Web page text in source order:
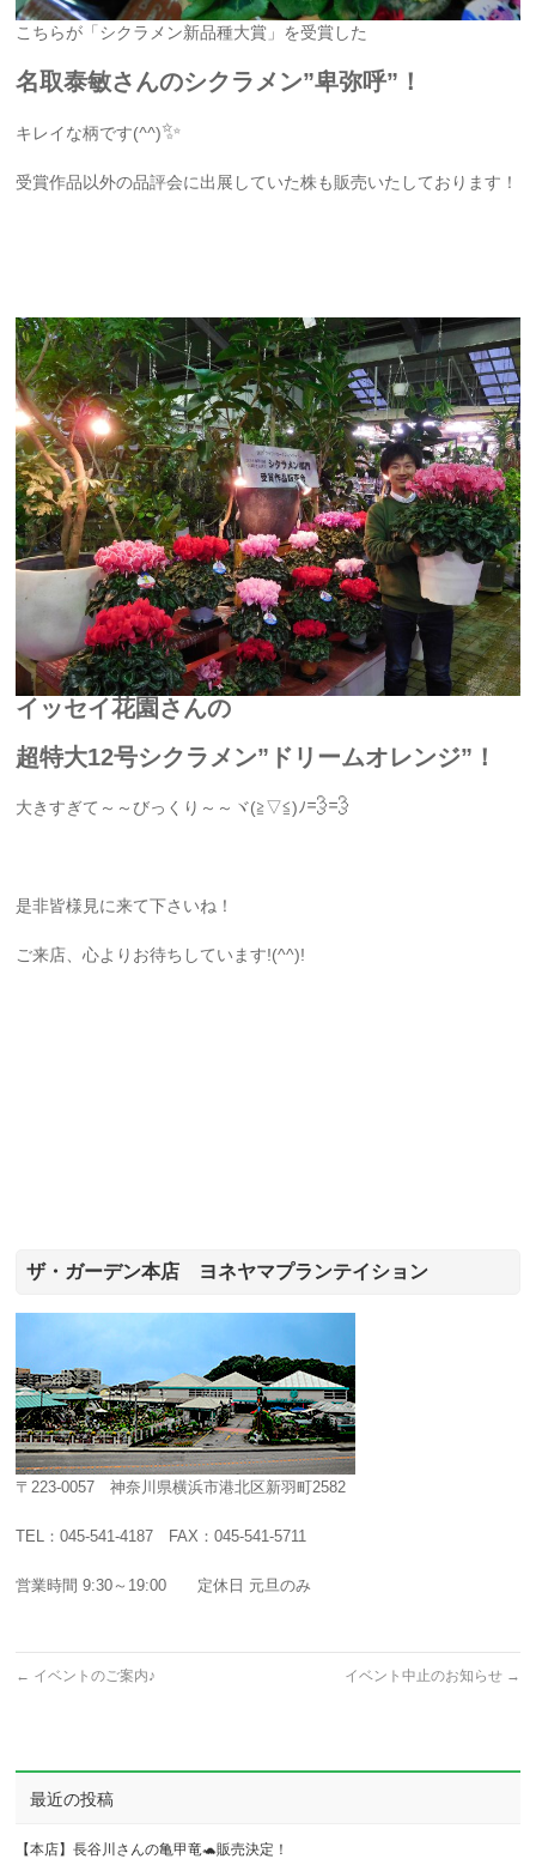
こちらが「シクラメン新品種大賞」を受賞した
名取泰敏さんのシクラメン”卑弥呼”！
キレイな柄です(^^)✨
受賞作品以外の品評会に出展していた株も販売いたしております！
イッセイ花園さんの
超特大12号シクラメン”ドリームオレンジ”！
大きすぎて～～びっくり～～ヾ(≧▽≦)ﾉ💨💨
是非皆様見に来て下さいね！
ご来店、心よりお待ちしています!(^^)!
ザ・ガーデン本店 ヨネヤマプランテイション
〒223-0057 神奈川県横浜市港北区新羽町2582
TEL：045-541-4187 FAX：045-541-5711
営業時間 9:30～19:00 定休日 元旦のみ
← イベントのご案内♪ イベント中止のお知らせ →
最近の投稿
【本店】長谷川さんの亀甲竜🐢販売決定！